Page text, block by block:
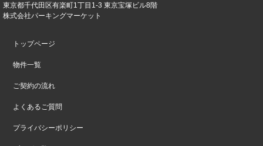
東京都千代田区有楽町1丁目1-3 東京宝塚ビル8階
株式会社パーキングマーケット
トップページ
物件一覧
ご契約の流れ
よくあるご質問
プライバシーポリシー